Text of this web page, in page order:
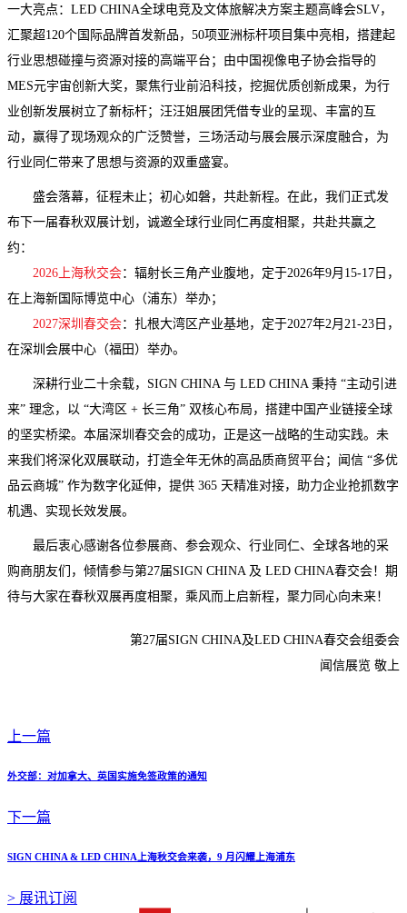
一大亮点：LED CHINA全球电竞及文体旅解决方案主题高峰会SLV，
汇聚超120个国际品牌首发新品，50项亚洲标杆项目集中亮相，搭建起
行业思想碰撞与资源对接的高端平台；由中国视像电子协会指导的
MES元宇宙创新大奖，聚焦行业前沿科技，挖掘优质创新成果，为行
业创新发展树立了新标杆；汪汪姐展团凭借专业的呈现、丰富的互
动，赢得了现场观众的广泛赞誉，三场活动与展会展示深度融合，为
行业同仁带来了思想与资源的双重盛宴。
盛会落幕，征程未止；初心如磐，共赴新程。在此，我们正式发
布下一届春秋双展计划，诚邀全球行业同仁再度相聚，共赴共赢之
约：
2026上海秋交会：辐射长三角产业腹地，定于2026年9月15-17日，
在上海新国际博览中心（浦东）举办；
2027深圳春交会：扎根大湾区产业基地，定于2027年2月21-23日，
在深圳会展中心（福田）举办。
深耕行业二十余载，SIGN CHINA 与 LED CHINA 秉持 “主动引进
来” 理念，以 “大湾区 + 长三角” 双核心布局，搭建中国产业链接全球
的坚实桥梁。本届深圳春交会的成功，正是这一战略的生动实践。未
来我们将深化双展联动，打造全年无休的高品质商贸平台；闻信 “多优
品云商城” 作为数字化延伸，提供 365 天精准对接，助力企业抢抓数字
机遇、实现长效发展。
最后衷心感谢各位参展商、参会观众、行业同仁、全球各地的采
购商朋友们，倾情参与第27届SIGN CHINA 及 LED CHINA春交会！期
待与大家在春秋双展再度相聚，乘风而上启新程，聚力同心向未来！
第27届SIGN CHINA及LED CHINA春交会组委会
闻信展览 敬上
上一篇
外交部：对加拿大、英国实施免签政策的通知
下一篇
SIGN CHINA & LED CHINA上海秋交会来袭，9 月闪耀上海浦东
> 展讯订阅